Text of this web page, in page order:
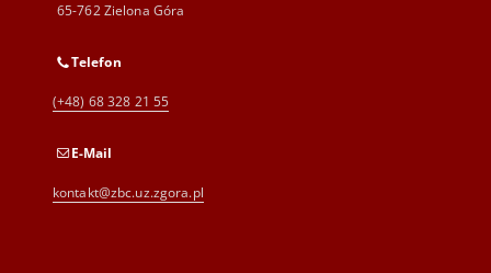
65-762 Zielona Góra
Telefon
(+48) 68 328 21 55
E-Mail
kontakt@zbc.uz.zgora.pl